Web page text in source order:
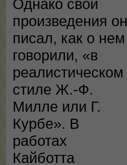
Однако свои
произведения он
писал, как о нем
говорили, «в
реалистическом
стиле Ж.-Ф.
Милле или Г.
Курбе». В
работах
Кайботта